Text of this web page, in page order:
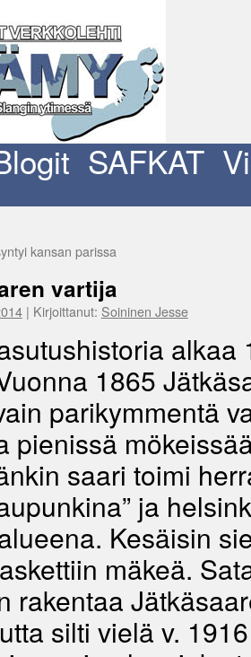
SAFKAT
kansan parissa
vartija
| Kirjoittanut: Soininen Jesse
alkaa
1865
parikymmentä
pienissä
saari toimi
ja
Kesäisin
mäkeä.
rakentaa
silti vielä v.